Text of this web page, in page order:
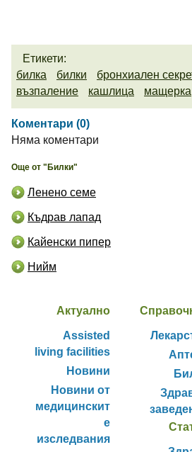
Етикети:
билка
билки бронхиален
възпаление
кашлица мащерка
Коментари (0)
Няма коментари
Още от "Билки"
Ленено семе
Къдрав лапад
Кайенски пипер
Нийм
Актуално
Assisted
living facilities
Новини
Новини от
медицинскит
е
изследвания